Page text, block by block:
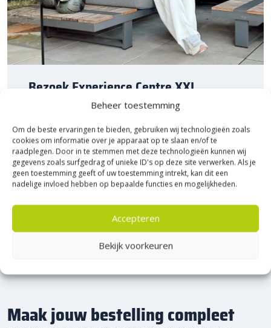
Beheer toestemming
Om de beste ervaringen te bieden, gebruiken wij technologieën zoals
cookies om informatie over je apparaat op te slaan en/of te
raadplegen. Door in te stemmen met deze technologieën kunnen wij
gegevens zoals surfgedrag of unieke ID's op deze site verwerken. Als je
geen toestemming geeft of uw toestemming intrekt, kan dit een
nadelige invloed hebben op bepaalde functies en mogelijkheden.
Accepteren
Bekijk voorkeuren
Bezoek Experience Centre XXL
Bijna het gehele Kijlstra assortiment vind je in het
prachtige Heerde.
★ 2.500m² Experience Centre XXL in Heerde!
Kom gezellig langs!
Maak jouw bestelling compleet